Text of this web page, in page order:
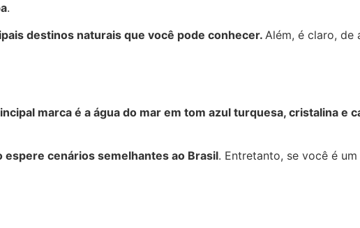
.
destinos naturais que você pode conhecer. Além, é claro, de
marca é a água do mar em tom azul turquesa, cristalina e
espere cenários semelhantes ao Brasil. Entretanto, se você é